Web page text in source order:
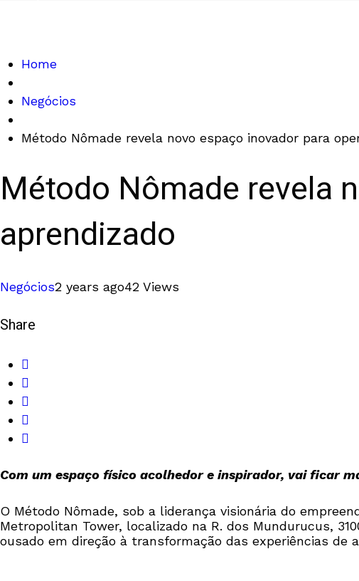
Home
Negócios
Método Nômade revela novo espaço inovador para
Método Nômade revela
aprendizado
Negócios2 years ago42 Views
Share
Com um espaço físico acolhedor e inspirador, vai ficar
O Método Nômade, sob a liderança visionária do
Metropolitan Tower, localizado na R. dos Mundurucus,
ousado em direção à transformação das experiências de